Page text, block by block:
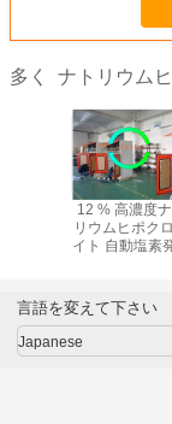
多く ナトリウム
12 % 高濃度ナ
リウムヒポク
イト 自動塩素
言語を変えて下さい
Japanese